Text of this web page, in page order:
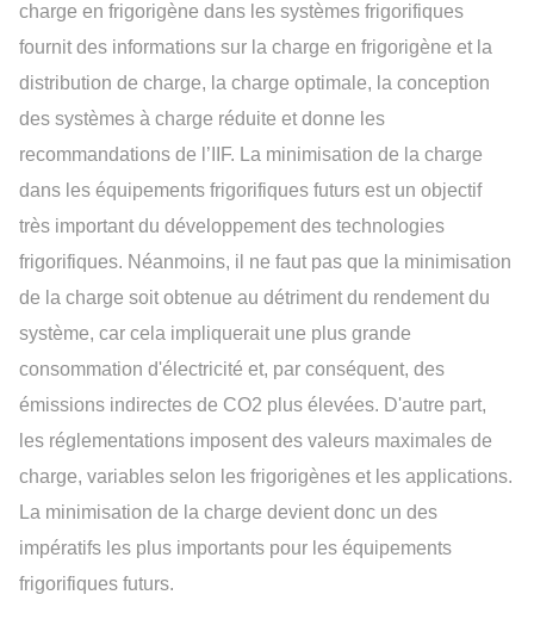
charge en frigorigène dans les systèmes frigorifiques
fournit des informations sur la charge en frigorigène et la
distribution de charge, la charge optimale, la conception
des systèmes à charge réduite et donne les
recommandations de l’IIF. La minimisation de la charge
dans les équipements frigorifiques futurs est un objectif
très important du développement des technologies
frigorifiques. Néanmoins, il ne faut pas que la minimisation
de la charge soit obtenue au détriment du rendement du
système, car cela impliquerait une plus grande
consommation d'électricité et, par conséquent, des
émissions indirectes de CO2 plus élevées. D'autre part,
les réglementations imposent des valeurs maximales de
charge, variables selon les frigorigènes et les applications.
La minimisation de la charge devient donc un des
impératifs les plus importants pour les équipements
frigorifiques futurs.